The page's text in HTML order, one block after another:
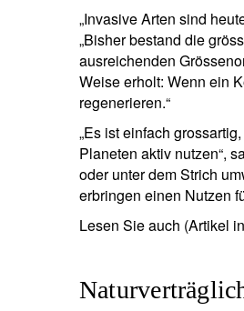
„Invasive Arten sind
„Bisher bestand die
ausreichenden
Weise erholt: Wenn ein
regenerieren.“
„Es ist einfach
Planeten aktiv nutzen“,
oder unter dem Strich
erbringen einen Nutzen
Lesen Sie auch (Artikel